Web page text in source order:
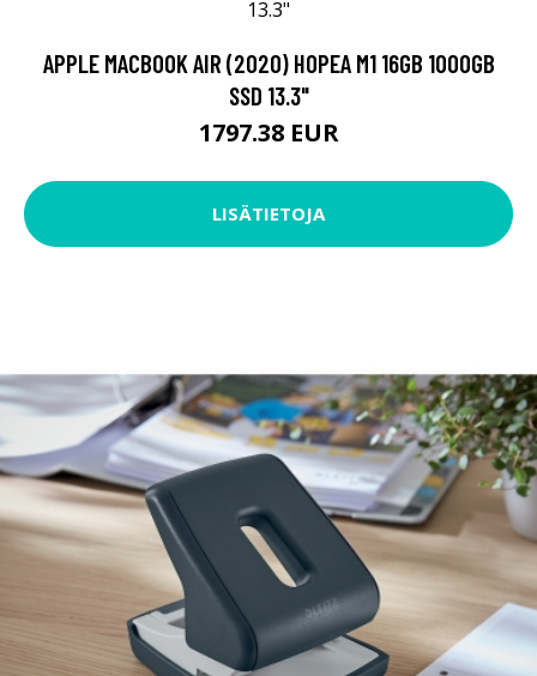
APPLE MACBOOK AIR (2020) HOPEA M1 16GB 1000GB
SSD 13.3"
1797.38 EUR
LISÄTIETOJA